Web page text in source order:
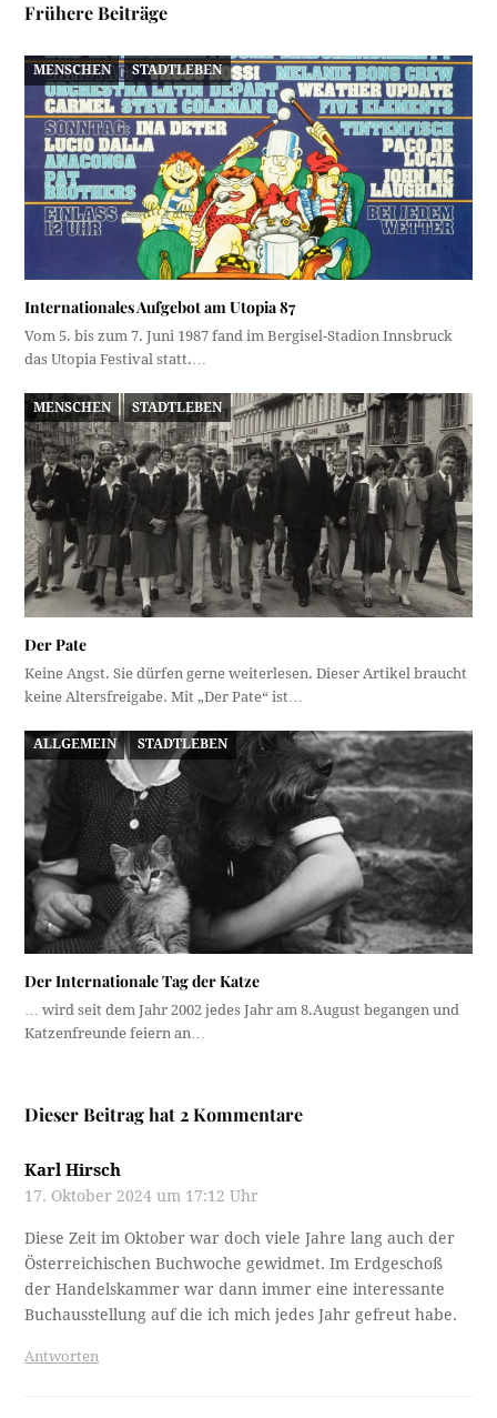
Frühere Beiträge
MENSCHEN STADTLEBEN
Internationales Aufgebot am Utopia 87
Vom 5. bis zum 7. Juni 1987 fand im Bergisel-Stadion Innsbruck
das Utopia Festival statt.…
MENSCHEN STADTLEBEN
Der Pate
Keine Angst. Sie dürfen gerne weiterlesen. Dieser Artikel braucht
keine Altersfreigabe. Mit „Der Pate“ ist…
ALLGEMEIN STADTLEBEN
Der Internationale Tag der Katze
… wird seit dem Jahr 2002 jedes Jahr am 8.August begangen und
Katzenfreunde feiern an…
Dieser Beitrag hat 2 Kommentare
Karl Hirsch
17. Oktober 2024 um 17:12 Uhr
Diese Zeit im Oktober war doch viele Jahre lang auch der
Österreichischen Buchwoche gewidmet. Im Erdgeschoß
der Handelskammer war dann immer eine interessante
Buchausstellung auf die ich mich jedes Jahr gefreut habe.
Antworten